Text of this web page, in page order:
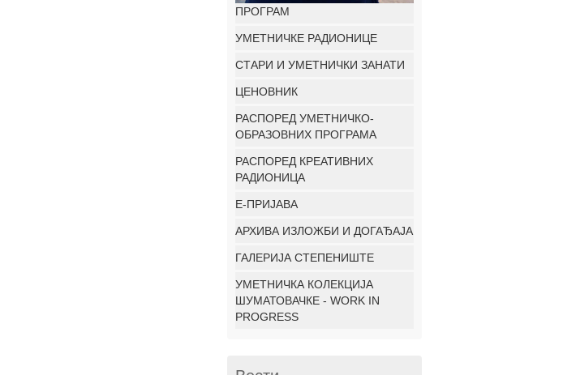
ПРОГРАМ
УМЕТНИЧКЕ РАДИОНИЦЕ
СТАРИ И УМЕТНИЧКИ ЗАНАТИ
ЦЕНОВНИК
РАСПОРЕД УМЕТНИЧКО-
ОБРАЗОВНИХ ПРОГРАМА
РАСПОРЕД КРЕАТИВНИХ
РАДИОНИЦА
E-ПРИЈАВА
АРХИВА ИЗЛОЖБИ И ДОГАЂАЈА
ГАЛЕРИЈА СТЕПЕНИШТЕ
УМЕТНИЧКА КОЛЕКЦИЈА
ШУМАТОВАЧКЕ - WORK IN
PROGRESS